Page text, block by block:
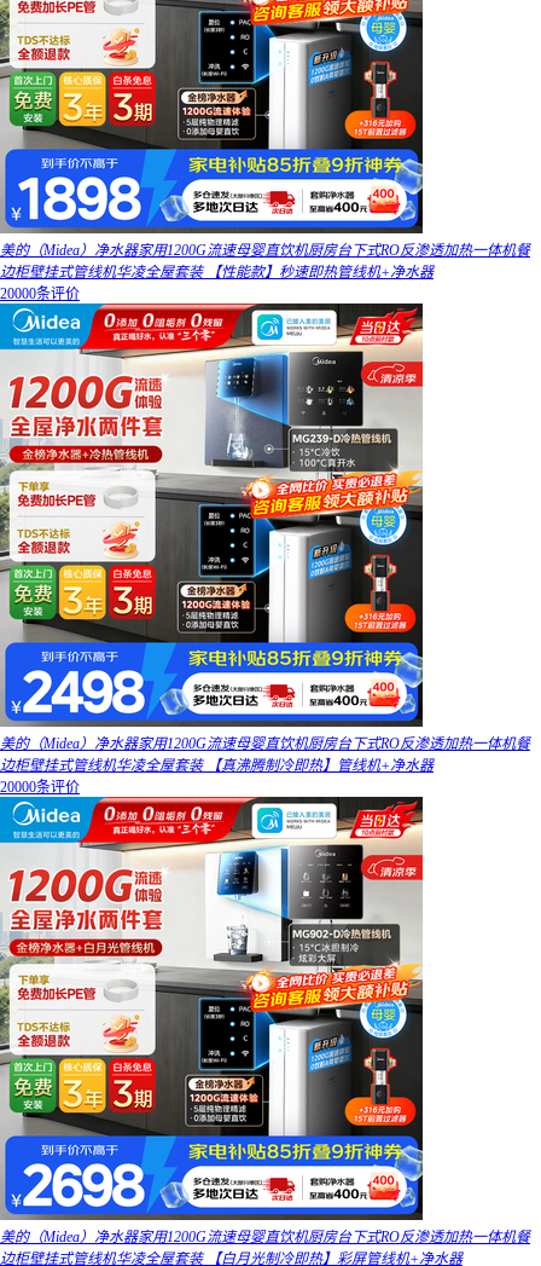
美的（Midea）净水器家用1200G流速母婴直饮机厨房台下式RO反渗透加热一体机餐
边柜壁挂式管线机华凌全屋套装 【性能款】秒速即热管线机+净水器
20000条评价
美的（Midea）净水器家用1200G流速母婴直饮机厨房台下式RO反渗透加热一体机餐
边柜壁挂式管线机华凌全屋套装 【真沸腾制冷即热】管线机+净水器
20000条评价
美的（Midea）净水器家用1200G流速母婴直饮机厨房台下式RO反渗透加热一体机餐
边柜壁挂式管线机华凌全屋套装 【白月光制冷即热】彩屏管线机+净水器